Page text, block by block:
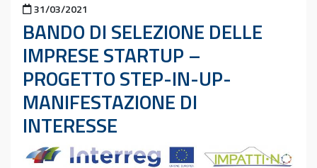
Pubblicato il
31/03/2021
BANDO DI SELEZIONE DELLE
IMPRESE STARTUP –
PROGETTO STEP-IN-UP-
MANIFESTAZIONE DI
INTERESSE